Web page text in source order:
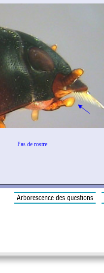
Arborescence des questions